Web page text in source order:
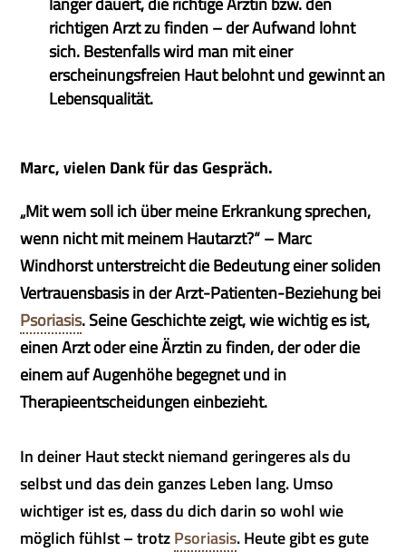
richtigen Arzt zu finden – der Aufwand lohnt
sich. Bestenfalls wird man mit einer
erscheinungsfreien Haut belohnt und gewinnt an
Lebensqualität.
Marc, vielen Dank für das Gespräch.
„Mit wem soll ich über meine Erkrankung sprechen,
wenn nicht mit meinem Hautarzt?“ – Marc
Windhorst unterstreicht die Bedeutung einer soliden
Vertrauensbasis in der Arzt-Patienten-Beziehung bei
Psoriasis. Seine Geschichte zeigt, wie wichtig es ist,
einen Arzt oder eine Ärztin zu finden, der oder die
einem auf Augenhöhe begegnet und in
Therapieentscheidungen einbezieht.
In deiner Haut steckt niemand geringeres als du
selbst und das dein ganzes Leben lang. Umso
wichtiger ist es, dass du dich darin so wohl wie
möglich fühlst – trotzPsoriasis. Heute gibt es gute